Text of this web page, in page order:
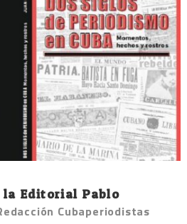
la Editorial Pablo
Cubaperiodistas